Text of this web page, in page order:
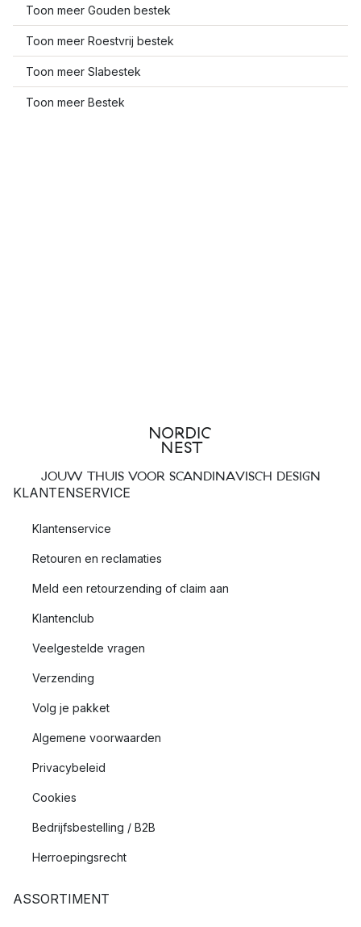
Toon meer Gouden bestek
Toon meer Roestvrij bestek
Toon meer Slabestek
Toon meer Bestek
JOUW THUIS VOOR SCANDINAVISCH DESIGN
KLANTENSERVICE
Klantenservice
Retouren en reclamaties
Meld een retourzending of claim aan
Klantenclub
Veelgestelde vragen
Verzending
Volg je pakket
Algemene voorwaarden
Privacybeleid
Cookies
Bedrijfsbestelling / B2B
Herroepingsrecht
ASSORTIMENT